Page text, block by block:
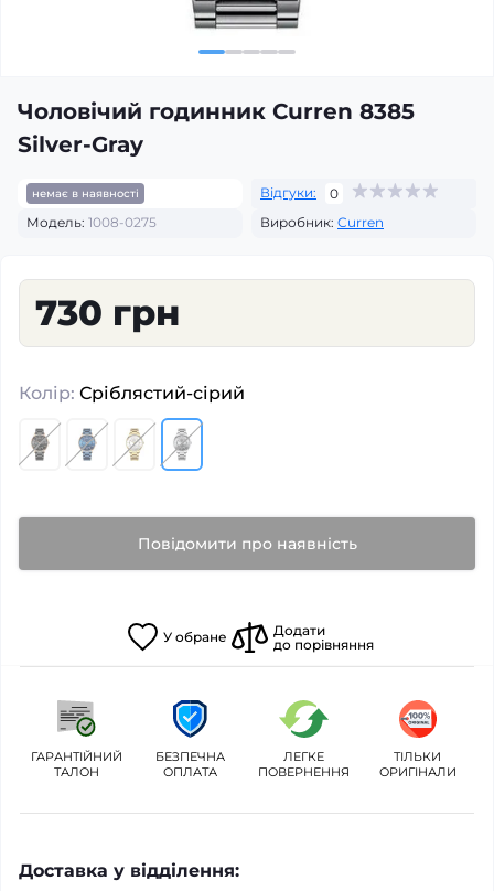
Чоловічий годинник Curren 8385
Silver-Gray
немає в наявності Відгуки:
0
Модель: 1008-0275 Виробник: Curren
730 грн
Колір: Сріблястий-сірий
Повідомити про наявність
У обране
Додати
до порівняння
ГАРАНТІЙНИЙ
ТАЛОН
БЕЗПЕЧНА
ОПЛАТА
ЛЕГКЕ
ПОВЕРНЕННЯ
ТІЛЬКИ
ОРИГІНАЛИ
Доставка у відділення: